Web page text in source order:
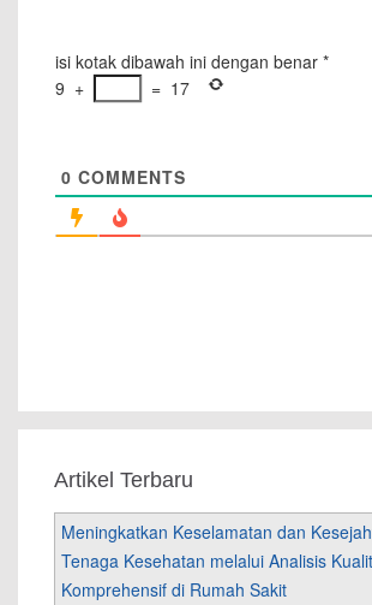
isi kotak dibawah ini dengan benar *
9 + = 17
0 COMMENTS
Artikel Terbaru
Meningkatkan Keselamatan dan
Tenaga Kesehatan melalui Analisis
Komprehensif di Rumah Sakit